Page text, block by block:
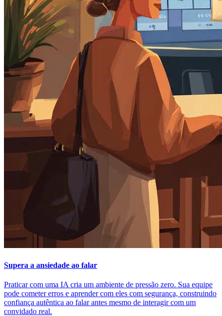
Supera a ansiedade ao falar
Praticar com uma IA cria um ambiente de pressão zero. Sua equipe
pode cometer erros e aprender com eles com segurança, construindo
confiança autêntica ao falar antes mesmo de interagir com um
convidado real.